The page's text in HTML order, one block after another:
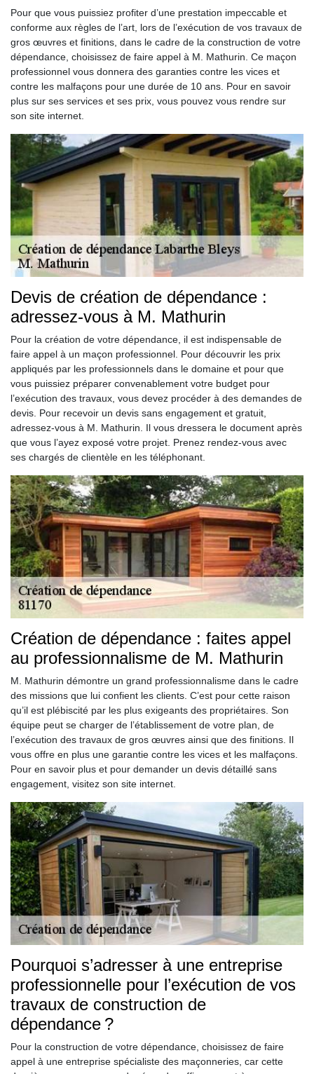
Pour que vous puissiez profiter d’une prestation impeccable et
conforme aux règles de l’art, lors de l’exécution de vos travaux de
gros œuvres et finitions, dans le cadre de la construction de votre
dépendance, choisissez de faire appel à M. Mathurin. Ce maçon
professionnel vous donnera des garanties contre les vices et
contre les malfaçons pour une durée de 10 ans. Pour en savoir
plus sur ses services et ses prix, vous pouvez vous rendre sur
son site internet.
Devis de création de dépendance :
adressez-vous à M. Mathurin
Pour la création de votre dépendance, il est indispensable de
faire appel à un maçon professionnel. Pour découvrir les prix
appliqués par les professionnels dans le domaine et pour que
vous puissiez préparer convenablement votre budget pour
l’exécution des travaux, vous devez procéder à des demandes de
devis. Pour recevoir un devis sans engagement et gratuit,
adressez-vous à M. Mathurin. Il vous dressera le document après
que vous l’ayez exposé votre projet. Prenez rendez-vous avec
ses chargés de clientèle en les téléphonant.
Création de dépendance : faites appel
au professionnalisme de M. Mathurin
M. Mathurin démontre un grand professionnalisme dans le cadre
des missions que lui confient les clients. C’est pour cette raison
qu’il est plébiscité par les plus exigeants des propriétaires. Son
équipe peut se charger de l’établissement de votre plan, de
l’exécution des travaux de gros œuvres ainsi que des finitions. Il
vous offre en plus une garantie contre les vices et les malfaçons.
Pour en savoir plus et pour demander un devis détaillé sans
engagement, visitez son site internet.
Pourquoi s’adresser à une entreprise
professionnelle pour l’exécution de vos
travaux de construction de
dépendance ?
Pour la construction de votre dépendance, choisissez de faire
appel à une entreprise spécialiste des maçonneries, car cette